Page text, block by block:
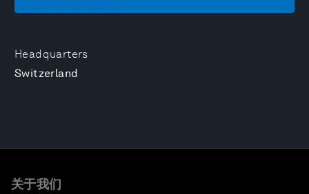
Headquarters
Switzerland
关于我们